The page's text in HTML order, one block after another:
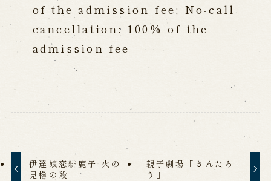
of the admission fee; No-call
cancellation: 100% of the
admission fee
伊達娘恋緋鹿子 火の
見櫓の段
親子劇場「きんたろ
う」